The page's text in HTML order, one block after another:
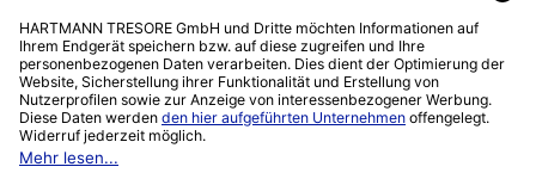
Der ECB (European Certification Body) ist eine neutrale und
unabhängige Zertifizierungsstelle der European Security
Systems Association e. V. (ESSA) mit Sitz in Frankfurt am Main.